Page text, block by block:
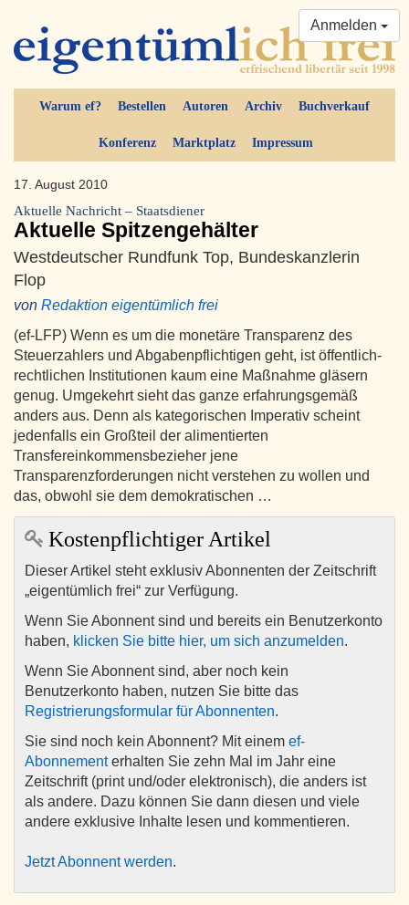
Warum ef? Bestellen Autoren Archiv Buchverkauf
Konferenz Marktplatz Impressum
Anmelden
17. August 2010
Aktuelle Nachricht – Staatsdiener
Aktuelle Spitzengehälter
Westdeutscher Rundfunk Top, Bundeskanzlerin
Flop
von Redaktion eigentümlich frei
(ef-LFP) Wenn es um die monetäre Transparenz des
Steuerzahlers und Abgabenpflichtigen geht, ist öffentlich-
rechtlichen Institutionen kaum eine Maßnahme gläsern
genug. Umgekehrt sieht das ganze erfahrungsgemäß
anders aus. Denn als kategorischen Imperativ scheint
jedenfalls ein Großteil der alimentierten
Transfereinkommensbezieher jene
Transparenzforderungen nicht verstehen zu wollen und
das, obwohl sie dem demokratischen …
Kostenpflichtiger Artikel
Dieser Artikel steht exklusiv Abonnenten der Zeitschrift
„eigentümlich frei“ zur Verfügung.
Wenn Sie Abonnent sind und bereits ein Benutzerkonto
haben, klicken Sie bitte hier, um sich anzumelden.
Wenn Sie Abonnent sind, aber noch kein
Benutzerkonto haben, nutzen Sie bitte das
Registrierungsformular für Abonnenten.
Sie sind noch kein Abonnent? Mit einem ef-
Abonnementerhalten Sie zehn Mal im Jahr eine
Zeitschrift (print und/oder elektronisch), die anders ist
als andere. Dazu können Sie dann diesen und viele
andere exklusive Inhalte lesen und kommentieren.
Jetzt Abonnent werden.